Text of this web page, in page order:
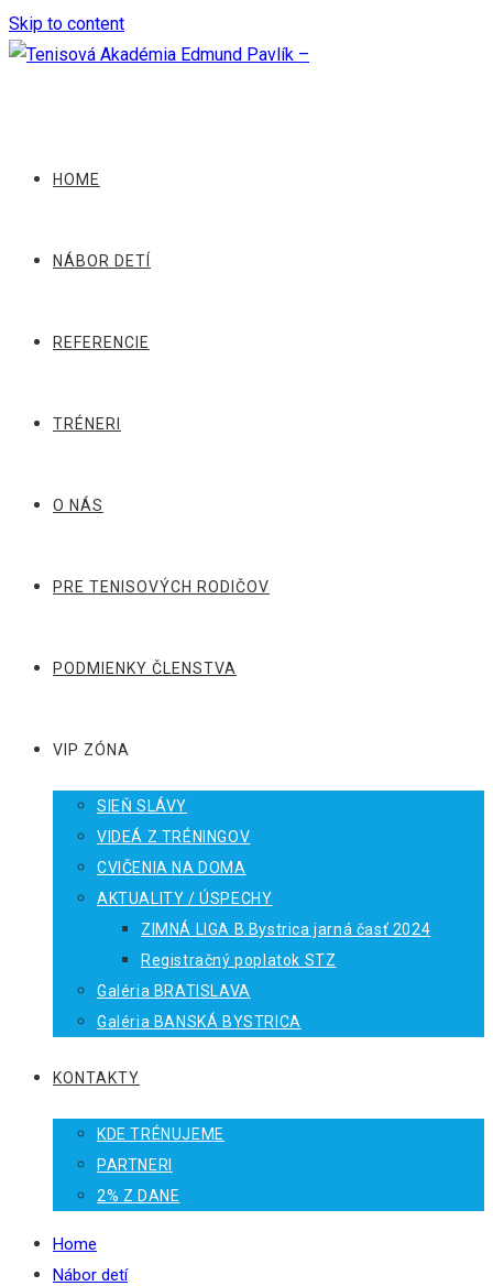
Skip to content
HOME
NÁBOR DETÍ
REFERENCIE
TRÉNERI
O NÁS
PRE TENISOVÝCH RODIČOV
PODMIENKY ČLENSTVA
VIP ZÓNA
SIEŇ SLÁVY
VIDEÁ Z TRÉNINGOV
CVIČENIA NA DOMA
AKTUALITY / ÚSPECHY
ZIMNÁ LIGA B.Bystrica jarná časť 2024
Registračný poplatok STZ
Galéria BRATISLAVA
Galéria BANSKÁ BYSTRICA
KONTAKTY
KDE TRÉNUJEME
PARTNERI
2% Z DANE
Home
Nábor detí